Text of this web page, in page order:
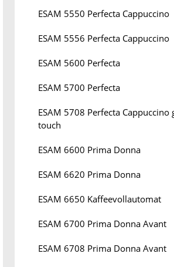
ESAM 5550 Perfecta Cappuccino
ESAM 5556 Perfecta Cappuccino
ESAM 5600 Perfecta
ESAM 5700 Perfecta
ESAM 5708 Perfecta Cappuccino
touch
ESAM 6600 Prima Donna
ESAM 6620 Prima Donna
ESAM 6650 Kaffeevollautomat
ESAM 6700 Prima Donna Avant
ESAM 6708 Prima Donna Avant